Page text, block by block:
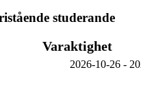
studerande
Varaktighet
2026-10-26-